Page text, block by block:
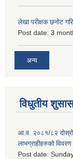
लेखा परीक्षक छनोट
Post date: 3
अन्य
विधुतीय
आ.व. २०८१/८२ दोस्रो
लाभग्राहीहरुको
Post date: